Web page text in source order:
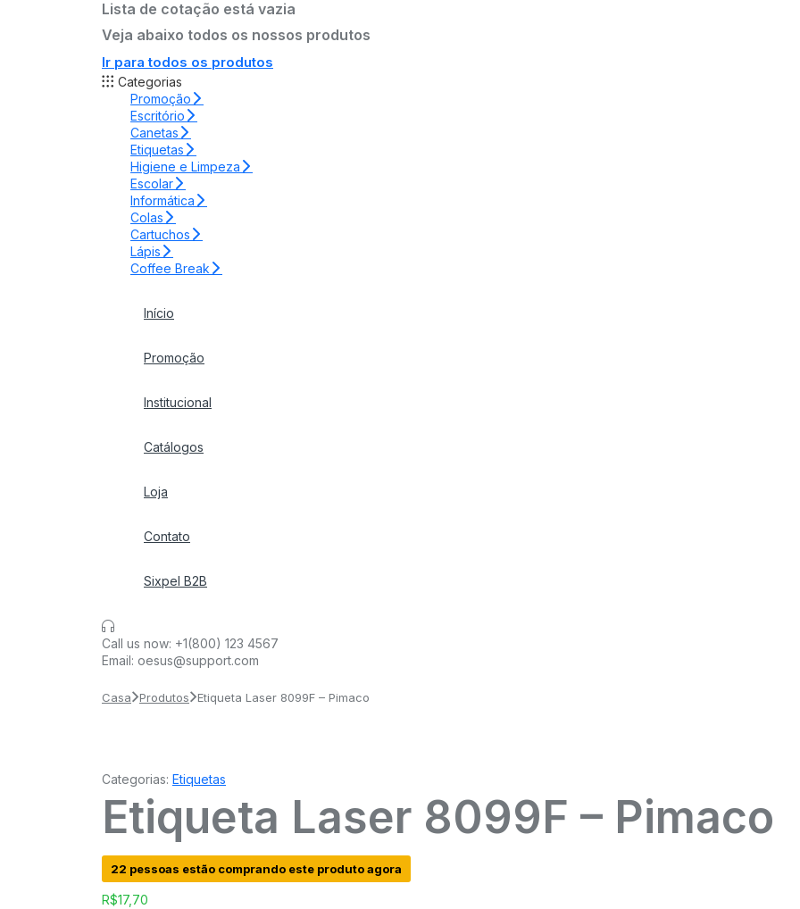
Lista de cotação está vazia
Veja abaixo todos os nossos produtos
Ir para todos os produtos
Categorias
Promoção
Escritório
Canetas
Etiquetas
Higiene e Limpeza
Escolar
Informática
Colas
Cartuchos
Lápis
Coffee Break
Início
Promoção
Institucional
Catálogos
Loja
Contato
Sixpel B2B
Call us now: +1(800) 123 4567
Email: oesus@support.com
Casa Produtos Etiqueta Laser 8099F – Pimaco
Categorias: Etiquetas
Etiqueta Laser 8099F – Pimaco
22 pessoas estão comprando este produto agora
R$17,70